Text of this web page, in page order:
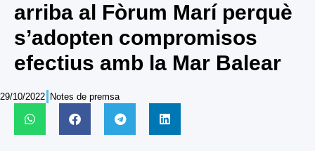
arriba al Fòrum Marí perquè
s’adopten compromisos
efectius amb la Mar Balear
29/10/2022 Notes de premsa